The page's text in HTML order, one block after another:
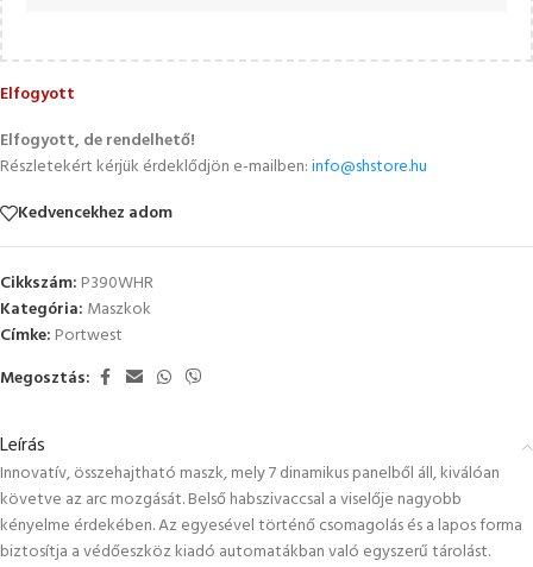
Elfogyott
Elfogyott, de rendelhető!
Részletekért kérjük érdeklődjön e-mailben:info@shstore.hu
Kedvencekhez adom
Cikkszám: P390WHR
Kategória: Maszkok
Címke: Portwest
Megosztás:
Leírás
Innovatív, összehajtható maszk, mely 7 dinamikus panelből áll, kiválóan
követve az arc mozgását. Belső habszivaccsal a viselője nagyobb
kényelme érdekében. Az egyesével történő csomagolás és a lapos forma
biztosítja a védőeszköz kiadó automatákban való egyszerű tárolást.